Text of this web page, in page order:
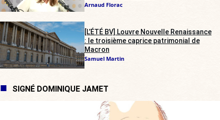
Arnaud Florac
[L’ÉTÉ BV] Louvre Nouvelle Renaissance
: le troisième caprice patrimonial de
Macron
Samuel Martin
SIGNÉ DOMINIQUE JAMET